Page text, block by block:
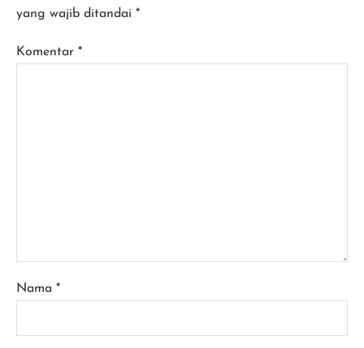
yang wajib ditandai *
Komentar *
Nama *